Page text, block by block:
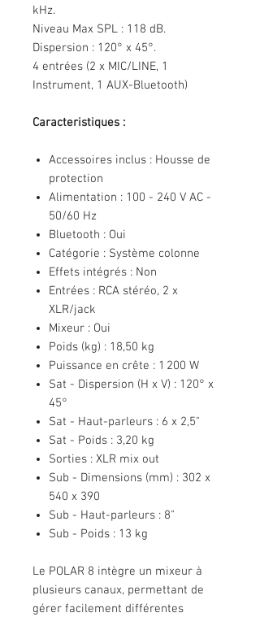
kHz.
Niveau Max SPL : 118 dB.
Dispersion : 120° x 45°.
4 entrées (2 x MIC/LINE, 1
Instrument, 1 AUX-Bluetooth)
Caracteristiques :
Accessoires inclus : Housse de
protection
Alimentation : 100 - 240 V AC -
50/60 Hz
Bluetooth : Oui
Catégorie : Système colonne
Effets intégrés : Non
Entrées : RCA stéréo, 2 x
XLR/jack
Mixeur : Oui
Poids (kg) : 18,50 kg
Puissance en crête : 1 200 W
Sat - Dispersion (H x V) : 120° x
45°
Sat - Haut-parleurs : 6 x 2,5"
Sat - Poids : 3,20 kg
Sorties : XLR mix out
Sub - Dimensions (mm) : 302 x
540 x 390
Sub - Haut-parleurs : 8"
Sub - Poids : 13 kg
Le POLAR 8 intègre un mixeur à
plusieurs canaux, permettant de
gérer facilement différentes